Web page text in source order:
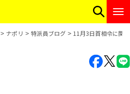
ナポリ 特派員ブログ 11月3日首相令に関